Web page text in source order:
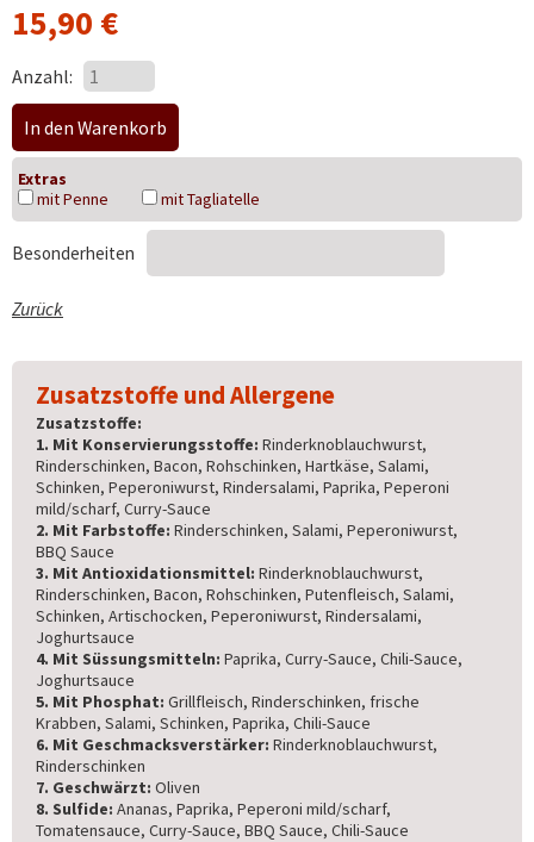
15,90 €
Anzahl:
Extras
mit Penne
mit Tagliatelle
Besonderheiten
Zurück
Zusatzstoffe und Allergene
Zusatzstoffe:
1. Mit Konservierungsstoffe: Rinderknoblauchwurst,
Rinderschinken, Bacon, Rohschinken, Hartkäse, Salami,
Schinken, Peperoniwurst, Rindersalami, Paprika, Peperoni
mild/scharf, Curry-Sauce
2. Mit Farbstoffe: Rinderschinken, Salami, Peperoniwurst,
BBQ Sauce
3. Mit Antioxidationsmittel: Rinderknoblauchwurst,
Rinderschinken, Bacon, Rohschinken, Putenfleisch, Salami,
Schinken, Artischocken, Peperoniwurst, Rindersalami,
Joghurtsauce
4. Mit Süssungsmitteln: Paprika, Curry-Sauce, Chili-Sauce,
Joghurtsauce
5. Mit Phosphat: Grillfleisch, Rinderschinken, frische
Krabben, Salami, Schinken, Paprika, Chili-Sauce
6. Mit Geschmacksverstärker: Rinderknoblauchwurst,
Rinderschinken
7. Geschwärzt: Oliven
8. Sulfide: Ananas, Paprika, Peperoni mild/scharf,
Tomatensauce, Curry-Sauce, BBQ Sauce, Chili-Sauce